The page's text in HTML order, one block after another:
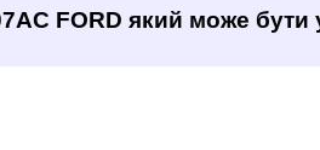
FORD який може бути